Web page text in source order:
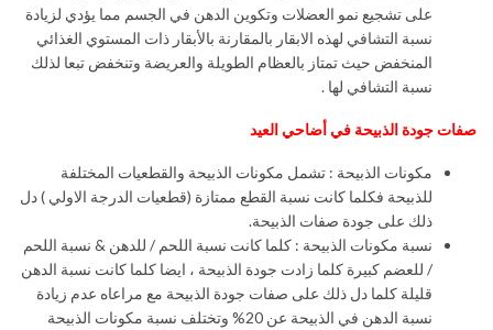
على تشجيع نمو العضلات وتكوين الدهن في الجسم مما يؤدي لزيادة
نسبة التشافي لهذه الابقار بالمقارنة بالأبقار ذات المستوي الغذائي
المنخفض حيث تمتاز بالعظام الطويلة والعريضة وتنخفض تبعا لذلك
نسبة التشافي لها .
صفات جودة الذبيحة في أضاحي العيد
مكونات الذبيحة : تشمل مكونات الذبيحة والقطعيات المختلفة
للذبيحة فكلما كانت نسبة القطع ممتازة (قطعيات الدرجة الاولي ) دل
ذلك على جودة صفات الذبيحة.
نسبة مكونات الذبيحة : كلما كانت نسبة اللحم / للدهن & نسبة اللحم
/ للعضم كبيرة كلما زادت جودة الذبيحة ، ايضا كلما كانت نسبة الدهن
قليلة كلما دل ذلك على صفات جودة الذبيحة مع مراعاه عدم زيادة
نسبة الدهن في الذبيحة عن 20% وتختلف نسبة مكونات الذبيحة